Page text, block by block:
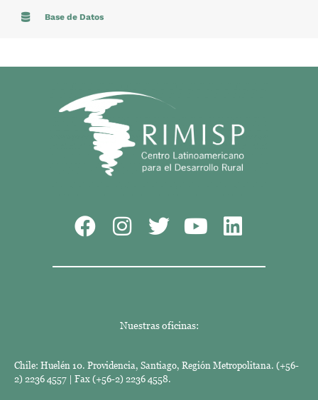
Base de Datos
Nuestras oficinas:
Chile: Huelén 10. Providencia, Santiago, Región Metropolitana. (+56-
2) 2236 4557 | Fax (+56-2) 2236 4558.